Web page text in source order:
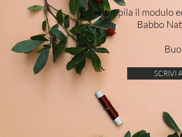
Compila il modulo
Babbo
SCRIVI